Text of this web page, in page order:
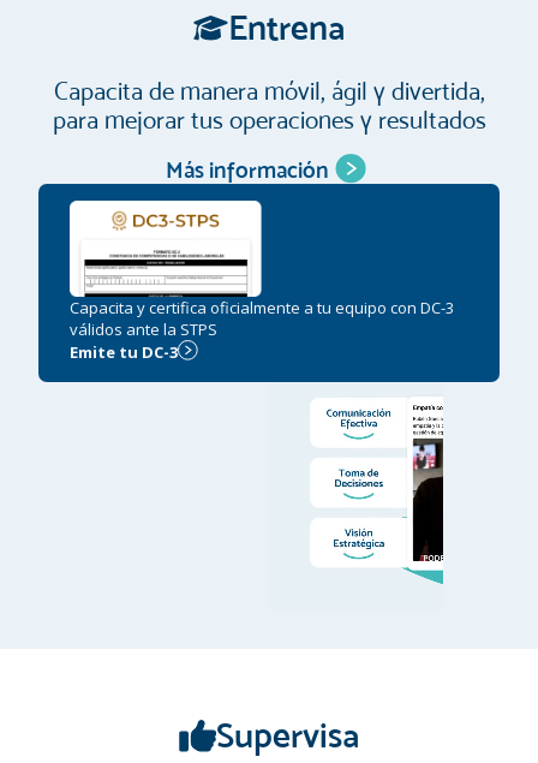
Entrena
Capacita de manera móvil, ágil y divertida,
para mejorar tus operaciones y resultados
Más información
Capacita y certifica oficialmente a tu equipo con DC-3
válidos ante la STPS
Emite tu DC-3
Supervisa